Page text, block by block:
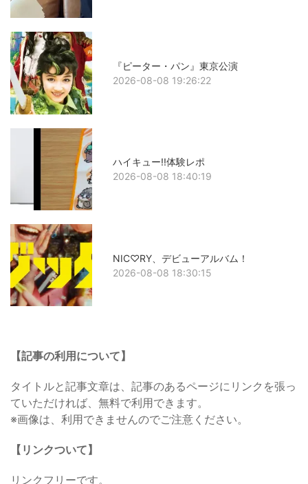
『ピーター・パン』東京公演
2026-08-08 19:26:22
ハイキュー!!体験レポ
2026-08-08 18:40:19
NIC♡RY、デビューアルバム！
2026-08-08 18:30:15
【記事の利用について】
タイトルと記事文章は、記事のあるページにリンクを張っ
ていただければ、無料で利用できます。
※画像は、利用できませんのでご注意ください。
【リンクついて】
リンクフリーです。